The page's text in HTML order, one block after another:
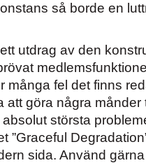
så borde en
utdrag av den
många fel det finns
att göra några månder
största
”Graceful
sida. Använd